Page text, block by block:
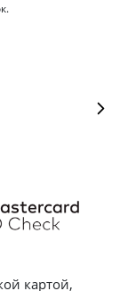
картой,